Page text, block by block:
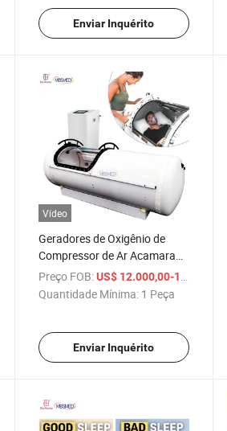
Enviar Inquérito
/ Peça
Vídeo
Geradores de Oxigênio de
Compressor de Ar Acamara
Hiperbárica de Alumínio 3
Equipamento de Academia
Preço FOB: US$ 12.000,00-12.800,00
Quantidade Mínima: 1 Peça
Enviar Inquérito